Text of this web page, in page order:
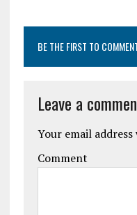
BE THE FIRST TO
Leave a
Your email
Comment